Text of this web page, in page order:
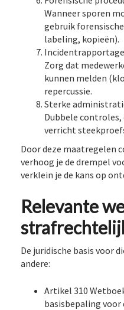
Wanneer sporen
gebruik
labeling, kopieën).
Zorg dat
kunnen melden
repercussie.
Sterke
Dubbele
verricht
Door deze maatregelen
verhoog je de drempel
verklein je de kans op
Relevante
De juridische basis voor
andere:
Artikel 310
basisbepaling voor